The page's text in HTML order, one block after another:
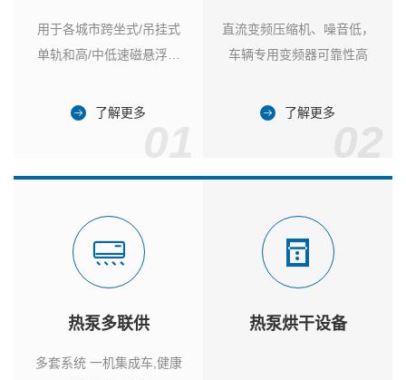
用于各城市跨坐式/吊挂式
单轨和高/中低速磁悬浮列
了解更多
直流变频压缩机、噪音低，
车辆专用变频器可靠性高
了解更多
热泵多联供
多套系统 一机集成车,健康
热泵烘干设备